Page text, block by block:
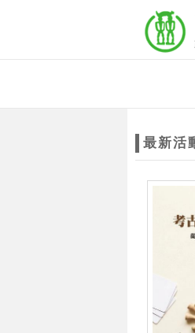
最新活